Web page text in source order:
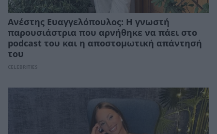
Ανέστης Ευαγγελόπουλος: Η γνωστή
παρουσιάστρια που αρνήθηκε να πάει στο
podcast του και η αποστομωτική απάντησή
του
CELEBRITIES